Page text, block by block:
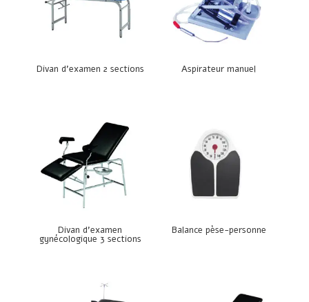
Divan d’examen 2 sections Aspirateur manuel
Divan d’examen
gynécologique 3 sections
Balance pèse-personne